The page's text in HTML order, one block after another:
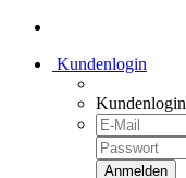
Kundenlogin
Kundenlogin